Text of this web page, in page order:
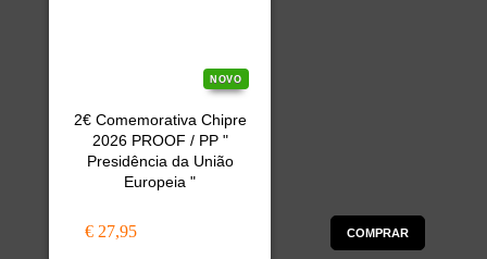
NOVO
2€ Comemorativa Chipre
2026 PROOF / PP "
Presidência da União
Europeia "
€ 27,95 COMPRAR